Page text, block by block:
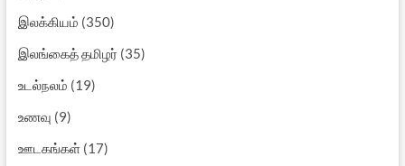
இலக்கியம் (350)
இலங்கைத் தமிழர் (35)
உடல்நலம் (19)
உணவு (9)
ஊடகங்கள்(17)